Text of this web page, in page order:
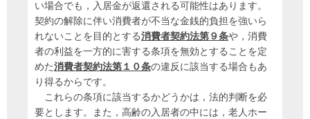
い場合でも，入居金が返還される可能性はあります。
契約の解除に伴い消費者が不当な金銭的負担を強いら
れないことを目的とする消費者契約法第９条や，消費
者の利益を一方的に害する条項を無効とすることを定
めた消費者契約法第１０条の違反に該当する場合もあ
り得るからです。
これらの条項に該当するかどうかは，法的判断を必
要とします。また，高齢の入居者の中には，老人ホー